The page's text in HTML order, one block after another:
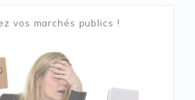
vos marchés publics !